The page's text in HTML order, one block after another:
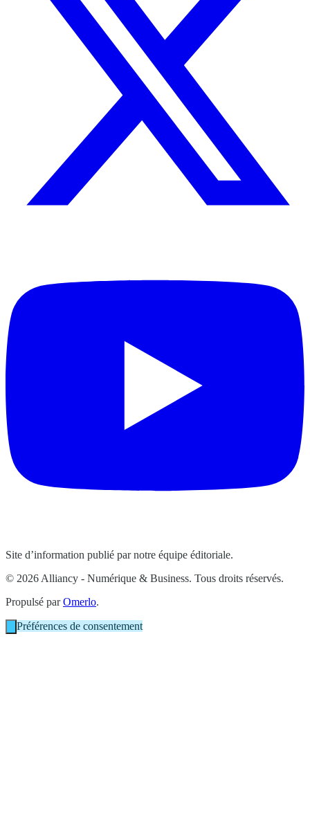
Site d’information publié par notre équipe éditoriale.
© 2026 Alliancy - Numérique & Business. Tous droits réservés.
Propulsé parOmerlo.
Préférences de consentement